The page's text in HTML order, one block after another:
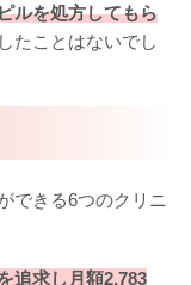
ルを処方してもら
たことはないでし
できる6つのクリニ
追求し月額2,783